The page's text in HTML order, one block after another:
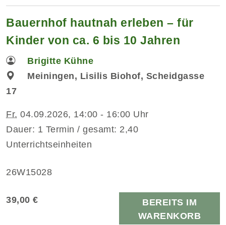
Bauernhof hautnah erleben – für
Kinder von ca. 6 bis 10 Jahren
Brigitte Kühne
Meiningen, Lisilis Biohof, Scheidgasse
17
Fr. 04.09.2026, 14:00 - 16:00 Uhr
Dauer: 1 Termin / gesamt: 2,40
Unterrichtseinheiten
26W15028
39,00 €
BEREITS IM
WARENKORB